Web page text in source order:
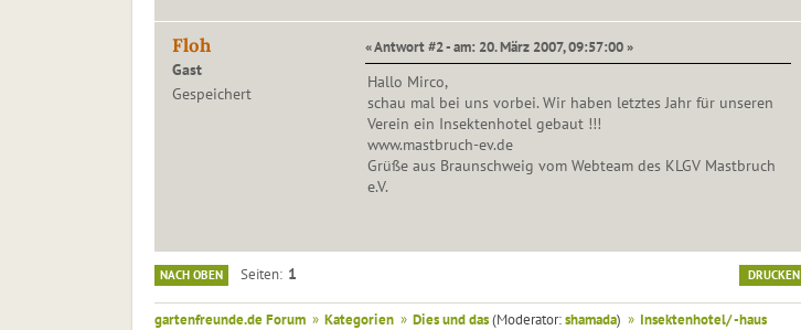
Floh
Gast
Gespeichert
« Antwort #2 - am: 20. März 2007, 09:57:00 »
Hallo Mirco,
schau mal bei uns vorbei. Wir haben letztes Jahr für unseren
Verein ein Insektenhotel gebaut !!!
www.mastbruch-ev.de
Grüße aus Braunschweig vom Webteam des KLGV Mastbruch
e.V.
DRUCKEN
NACH OBEN Seiten 1
gartenfreunde.de Forum » Kategorien » Dies und das (Moderator:shamada) » Insektenhotel/ -haus